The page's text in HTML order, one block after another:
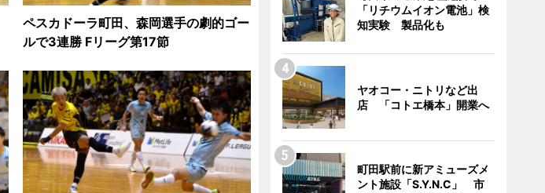
ペスカドーラ町田、森岡選手の劇的ゴー
ルで3連勝 Fリーグ第17節
「リチウムイオン電池」検
知実験 製品化も
ヤオコー・ニトリなど出
店 「コトエ橋本」開業へ
町田駅前に新アミューズメ
ント施設「S.Y.N.C」 市